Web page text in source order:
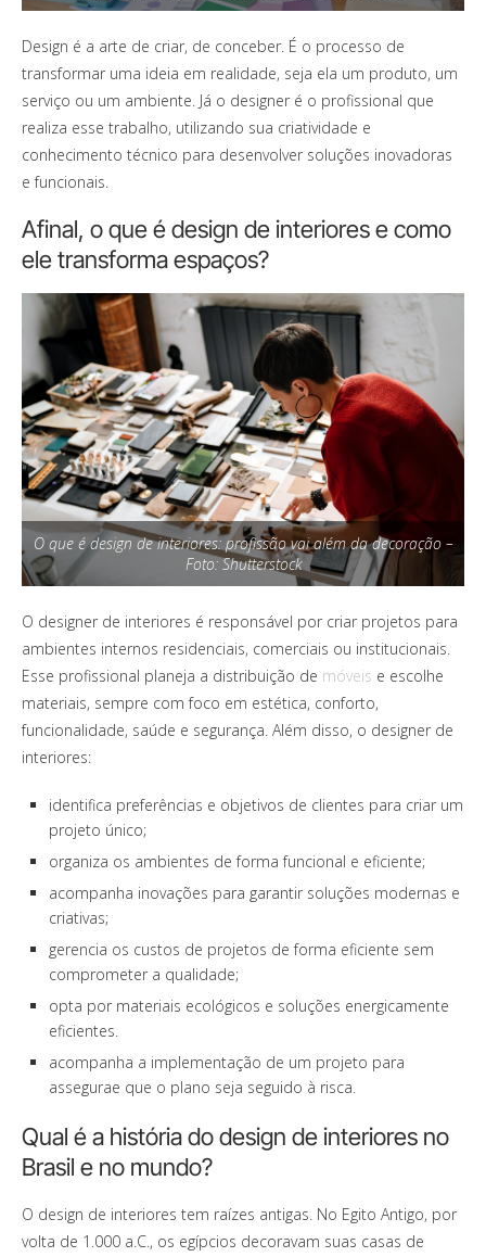
Design é a arte de criar, de conceber. É o processo de
transformar uma ideia em realidade, seja ela um produto, um
serviço ou um ambiente. Já o designer é o profissional que
realiza esse trabalho, utilizando sua criatividade e
conhecimento técnico para desenvolver soluções inovadoras
e funcionais.
Afinal, o que é design de interiores e como
ele transforma espaços?
O que é design de interiores: profissão vai além da decoração –
Foto: Shutterstock
O designer de interiores é responsável por criar projetos para
ambientes internos residenciais, comerciais ou institucionais.
Esse profissional planeja a distribuição de móveis e escolhe
materiais, sempre com foco em estética, conforto,
funcionalidade, saúde e segurança. Além disso, o designer de
interiores:
identifica preferências e objetivos de clientes para criar um
projeto único;
organiza os ambientes de forma funcional e eficiente;
acompanha inovações para garantir soluções modernas e
criativas;
gerencia os custos de projetos de forma eficiente sem
comprometer a qualidade;
opta por materiais ecológicos e soluções energicamente
eficientes.
acompanha a implementação de um projeto para
assegurae que o plano seja seguido à risca.
Qual é a história do design de interiores no
Brasil e no mundo?
O design de interiores tem raízes antigas. No Egito Antigo, por
volta de 1.000 a.C., os egípcios decoravam suas casas de